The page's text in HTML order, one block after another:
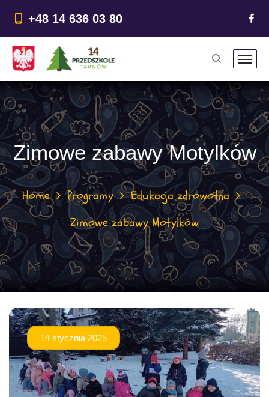
treści
+48 14 636 03 80
Zimowe zabawy Motylków
Home Programy
Edukacja zdrowotna
Zimowe zabawy Motylków
14 stycznia 2025